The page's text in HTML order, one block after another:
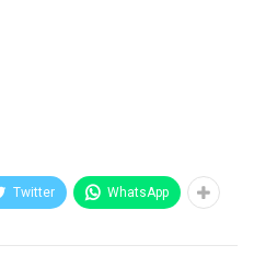
Twitter WhatsApp